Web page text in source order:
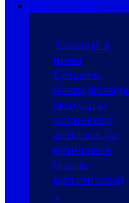
“Сизларга
нима
бўлдики,
Аллоҳ йўлида
(жиҳодга)
чиқинглар,
дейилса, ўз
ерингизга
(яъни,
юртингизга)
...